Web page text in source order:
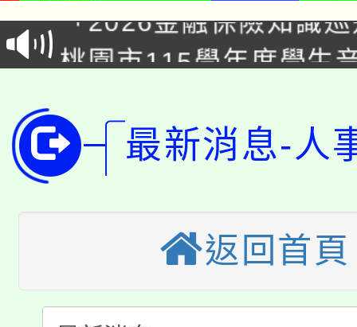
代理(課)教師甄選結果(
車」活動
桃園市115學年度學生
代理(課)教師甄選結果(
公告本校115學年度第
代理(課)教師甄選結果(
轉知中國文化大學推廣
《TA101》溝通分析基
程，歡迎學生輔導中心
心理、諮商輔導、社會
轉知苗栗縣政府辦理
縣市「校園短影音徵
門員」簡章及活動海報
桃園市115學年度學生
要點
「桃園市補助參觀特色
最新消息-人
返回首頁